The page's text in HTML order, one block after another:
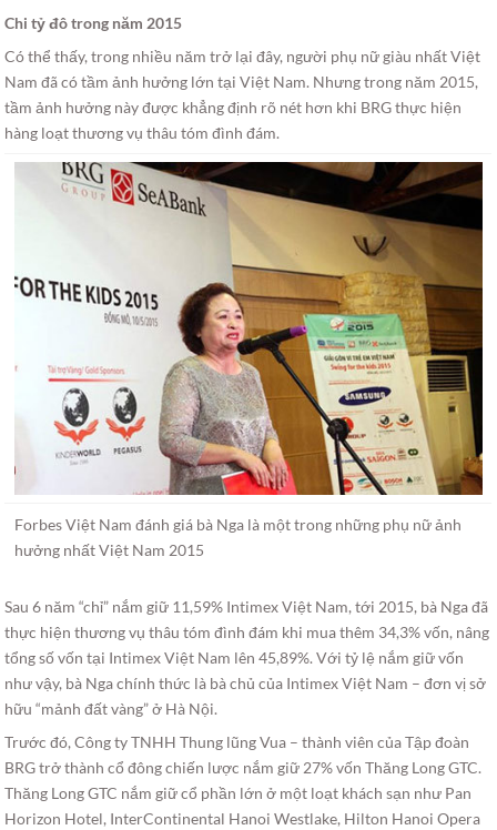
Chi tỷ đô trong năm 2015
Có thể thấy, trong nhiều năm trở lại đây, người phụ nữ giàu nhất Việt
Nam đã có tầm ảnh hưởng lớn tại Việt Nam. Nhưng trong năm 2015,
tầm ảnh hưởng này được khẳng định rõ nét hơn khi BRG thực hiện
hàng loạt thương vụ thâu tóm đình đám.
Forbes Việt Nam đánh giá bà Nga là một trong những phụ nữ ảnh
hưởng nhất Việt Nam 2015
Sau 6 năm “chỉ” nắm giữ 11,59% Intimex Việt Nam, tới 2015, bà Nga đã
thực hiện thương vụ thâu tóm đình đám khi mua thêm 34,3% vốn, nâng
tổng số vốn tại Intimex Việt Nam lên 45,89%. Với tỷ lệ nắm giữ vốn
như vậy, bà Nga chính thức là bà chủ của Intimex Việt Nam – đơn vị sở
hữu “mảnh đất vàng” ở Hà Nội.
Trước đó, Công ty TNHH Thung lũng Vua – thành viên của Tập đoàn
BRG trở thành cổ đông chiến lược nắm giữ 27% vốn Thăng Long GTC.
Thăng Long GTC nắm giữ cổ phần lớn ở một loạt khách sạn như Pan
Horizon Hotel, InterContinental Hanoi Westlake, Hilton Hanoi Opera